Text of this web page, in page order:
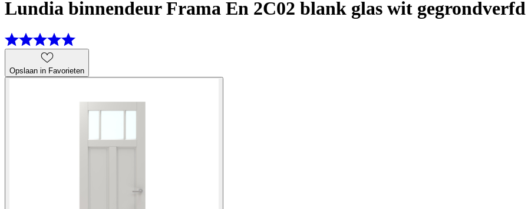
Lundia binnendeur Frama En 2C02 blank glas wit gegrondverfd
Opslaan in Favorieten